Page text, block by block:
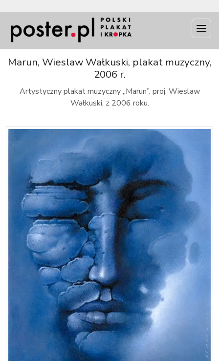
Marun, Wieslaw Wałkuski, plakat muzyczny,
2006 r.
Artystyczny plakat muzyczny „Marun”, proj. Wieslaw
Wałkuski, z 2006 roku.